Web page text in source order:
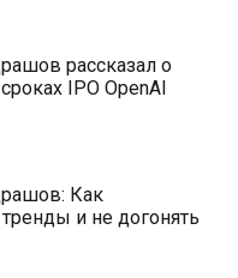
рассказал о
IPO OpenAI
Как
и не догонять